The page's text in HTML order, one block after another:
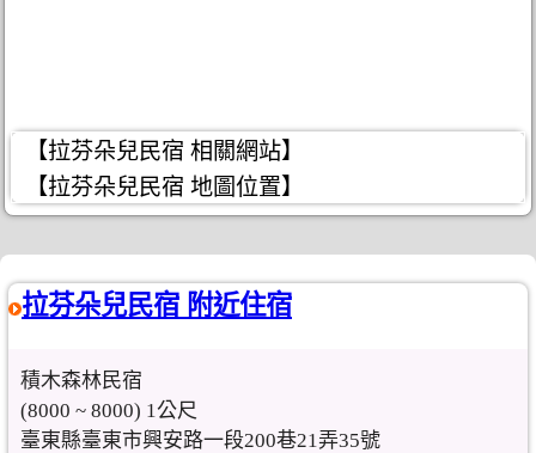
【拉芬朵兒民宿 相關網站】
【拉芬朵兒民宿 地圖位置】
拉芬朵兒民宿 附近住宿
積木森林民宿
(8000 ~ 8000) 1公尺
臺東縣臺東市興安路一段200巷21弄35號